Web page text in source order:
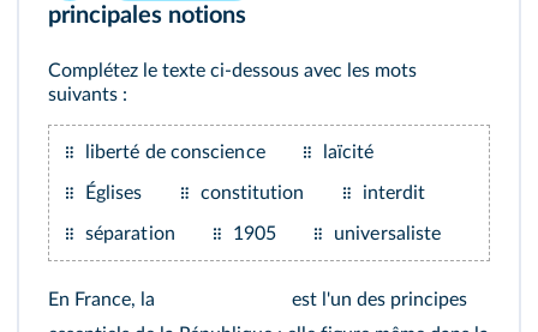
principales notions
Complétez le texte ci-dessous avec les mots
suivants :
liberté de conscience laïcité
Églises constitution interdit
séparation 1905 universaliste
En France, la
est l'un des principes